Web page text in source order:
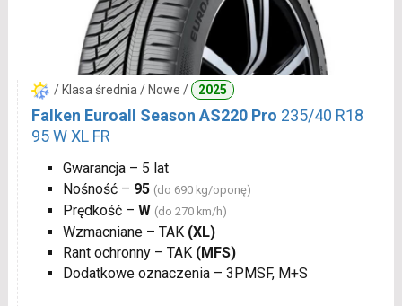
/ Klasa średnia / Nowe / 2025
Falken Euroall Season AS220 Pro 235/40 R18
95 W XL FR
Gwarancja – 5 lat
Nośność – 95 (do 690 kg/oponę)
Prędkość – W (do 270 km/h)
Wzmacniane – TAK (XL)
Rant ochronny – TAK (MFS)
Dodatkowe oznaczenia – 3PMSF, M+S